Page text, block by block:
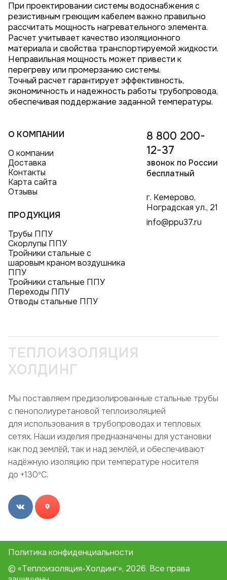
При проектировании системы водоснабжения с
резистивным греющим кабелем важно правильно
рассчитать мощность нагревательного элемента.
Расчет учитывает качество изоляционного
материала и свойства транспортируемой жидкости.
Неправильная мощность может привести к
перегреву или промерзанию системы.
Точный расчет гарантирует эффективность,
экономичность и надежность работы трубопровода,
обеспечивая поддержание заданной температуры.
О КОМПАНИИ
О компании
Доставка
Контакты
Карта сайта
Отзывы
ПРОДУКЦИЯ
Трубы ППУ
Скорлупы ППУ
Тройники стальные с
шаровым краном воздушника
ППУ
Тройники стальные ППУ
Переходы ППУ
Отводы стальные ППУ
8 800 200-
12-37
звонок по России
бесплатный
г. Кемерово,
Ноградская ул., 21
info@ppu37.ru
ТЕПЛОИЗОЛЯЦИЯ
ХОЛДИНГ
Мы поставляем предизолированные стальные трубы
с пенополиуретановой теплоизоляцией
для использования в трубопроводах и тепловых
сетях. Наши изделия предназначены для установки
как под землёй, так и над землёй, и обеспечивают
надёжную изоляцию при температуре носителя
до +130ºC.
Политика конфиденциальности
© «Теплоизоляция-Холдинг», 2026. Все права